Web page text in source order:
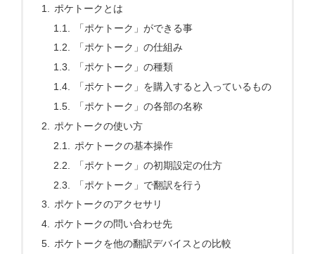
ポケトークとは
「ポケトーク」ができる事
「ポケトーク」の仕組み
「ポケトーク」の種類
「ポケトーク」を購入すると入っているもの
「ポケトーク」の各部の名称
ポケトークの使い方
ポケトークの基本操作
「ポケトーク」の初期設定の仕方
「ポケトーク」で翻訳を行う
ポケトークのアクセサリ
ポケトークの問い合わせ先
ポケトークを他の翻訳デバイスとの比較